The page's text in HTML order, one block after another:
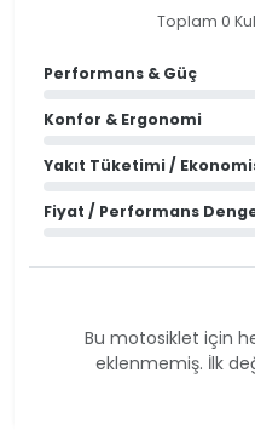
Toplam 0
Performans & Güç
Konfor & Ergonomi
Yakıt Tüketimi /
Fiyat / Performans
Bu motosiklet için
eklenmemiş. İlk